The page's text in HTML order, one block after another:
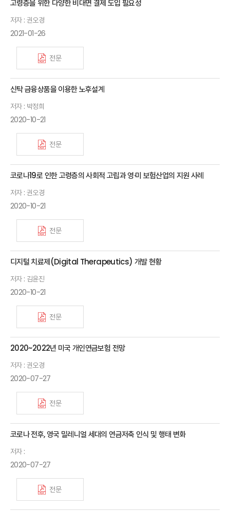
고령층을 위한 다양한 비대면 결제 도입 필요성
저자 : 권오경
2021-01-26
전문
신탁 금융상품을 이용한 노후설계
저자 : 박정희
2020-10-21
전문
코로나19로 인한 고령층의 사회적 고립과 영·미 보험산업의 지원 사례
저자 : 권오경
2020-10-21
전문
디지털 치료제(Digital Therapeutics) 개발 현황
저자 : 김윤진
2020-10-21
전문
2020~2022년 미국 개인연금보험 전망
저자 : 권오경
2020-07-27
전문
코로나 전후, 영국 밀레니얼 세대의 연금저축 인식 및 행태 변화
저자 :
2020-07-27
전문